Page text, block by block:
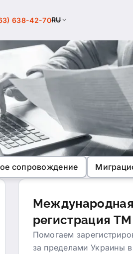
638-42-70RU
сопровождение
Международная
регистрация ТМ
Помогаем
за пределами Украины